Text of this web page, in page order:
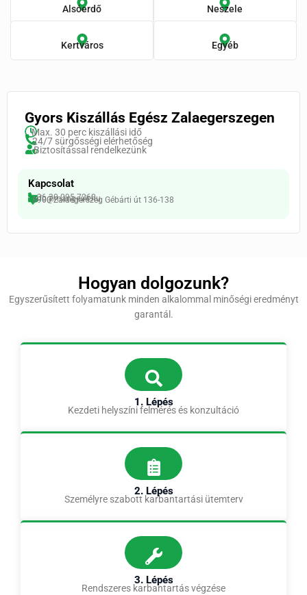
Alsóerdő Neszele
Kertváros Egyéb
Gyors Kiszállás Egész Zalaegerszegen
Max. 30 perc kiszállási idő
24/7 sürgősségi elérhetőség
Biztosítással rendelkezünk
Kapcsolat
+36 30 095 7260
info@mangeair.hu
8900 Zalaegerszeg Gébárti út 136-138
Hogyan dolgozunk?
Egyszerűsített folyamatunk minden alkalommal minőségi eredményt
garantál.
1. Lépés
Kezdeti helyszíni felmérés és konzultáció
2. Lépés
Személyre szabott karbantartási ütemterv
3. Lépés
Rendszeres karbantartás végzése